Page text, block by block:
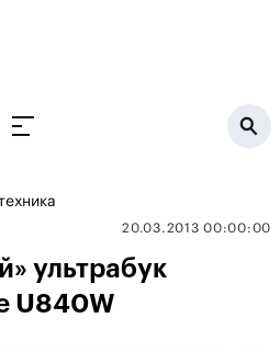
20.03.2013 00:00:00
ультрабук
U840W